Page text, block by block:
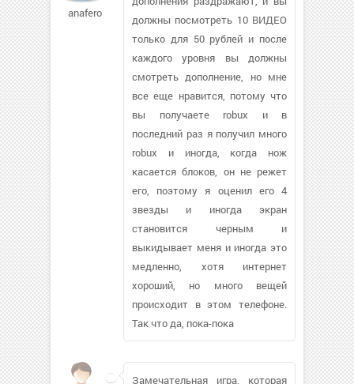
anaferol
должны посмотреть 10 ВИДЕО
только для 50 рублей и после
каждого уровня вы должны
смотреть дополнение, но мне
все еще нравится, потому что
вы получаете robux и в
последний раз я получил много
robux и иногда, когда нож
касается блоков, он не режет
его, поэтому я оценил его 4
звезды и иногда экран
становится черным и
выкидывает меня и иногда это
медленно, хотя интернет
хороший, но много вещей
происходит в этом телефоне.
Так что да, пока-пока
Замечательная игра, которая